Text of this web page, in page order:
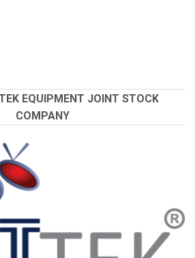
EQUIPMENT JOINT STOCK
COMPANY